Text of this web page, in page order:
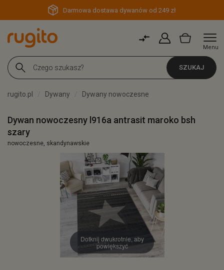
Darmowa dostawa dywanów od 249 zł
Menu
SZUKAJ
rugito.pl Dywany Dywany nowoczesne
Dywan nowoczesny l916a antrasit maroko bsh
szary
nowoczesne, skandynawskie
Dotknij dwukrotnie, aby
powiększyć